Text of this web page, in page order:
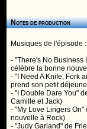
Notes de production
Musiques de l'épisode :
- "There's No Business
célèbre la bonne
- "I Need A Knife, Fork
prend son petit
- "I Double Dare You"
Camille et Jack)
- "My Love Lingers
nouvelle à Rock)
- "Judy Garland" de